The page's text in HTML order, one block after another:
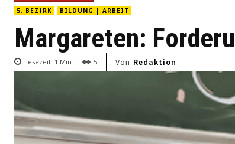
5. BEZIRK BILDUNG | ARBEIT
Margareten:
Lesezeit: 1 Min. 5 Von Redaktion